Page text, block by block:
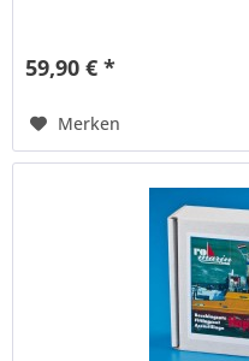
59,90 € *
Merken